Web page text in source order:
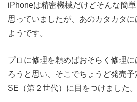
iPhoneは精密機械だけどそんな簡
思っていましたが、あのカタカタ
ようです。
プロに修理を頼めばおそらく修理
ろうと思い、そこでちょうど発売
SE（第２世代）に目をつけました。